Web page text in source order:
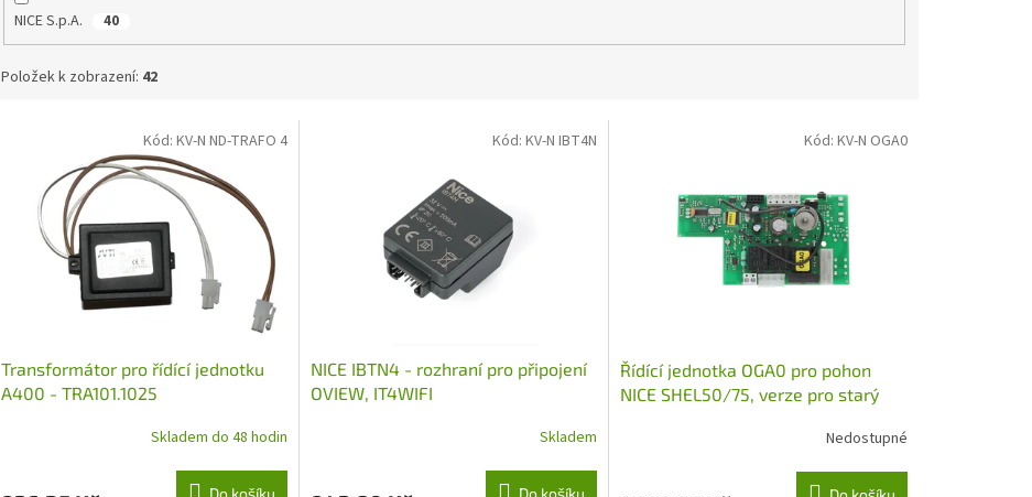
NICE S.p.A. 40
Položek k zobrazení: 42
Transformátor pro řídící jednotku
A400 - TRA101.1025
Skladem do 48 hodin
Do košíku
Kód: KV-N ND-TRAFO 4
NICE IBTN4 - rozhraní pro připojení
OVIEW, IT4WIFI
Skladem
Do košíku
Kód: KV-N IBT4N
Řídící jednotka OGA0 pro pohon
NICE SHEL50/75, verze pro starý
Nedostupné
Kód: KV-N OGA0